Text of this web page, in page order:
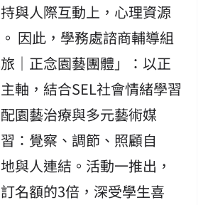
與人際互動上，心理資源
因此，學務處諮商輔導組
｜正念園藝團體」：以正
軸，結合SEL社會情緒學習
園藝治療與多元藝術媒
：覺察、調節、照顧自
與人連結。活動一推出，
名額的3倍，深受學生喜